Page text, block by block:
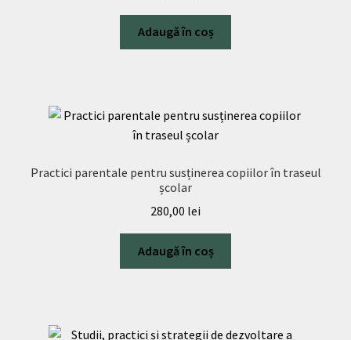
Adaugă în coș
Practici parentale pentru susținerea copiilor în traseul
școlar
280,00 lei
Adaugă în coș